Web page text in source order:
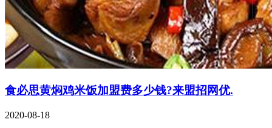
食必思黄焖鸡米饭加盟费多少钱?来盟招网优.
2020-08-18